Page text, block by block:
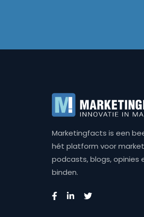
Marketingfacts is een
hét platform voor
podcasts, blogs, opinies
binden.